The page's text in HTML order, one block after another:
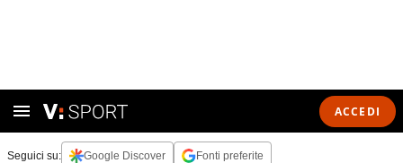
ACCEDI
Seguici su: Google Discover Fonti preferite